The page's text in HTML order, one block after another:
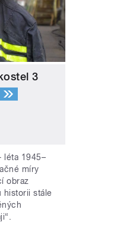
3
léta 1945–
míry
obraz
historii stále